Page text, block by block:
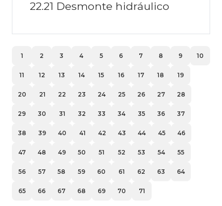
22.21 Desmonte hidráulico
1 2 3 4 5 6 7 8 9 10
11 12 13 14 15 16 17 18 19
20 21 22 23 24 25 26 27 28
29 30 31 32 33 34 35 36 37
38 39 40 41 42 43 44 45 46
47 48 49 50 51 52 53 54 55
56 57 58 59 60 61 62 63 64
65 66 67 68 69 70 71